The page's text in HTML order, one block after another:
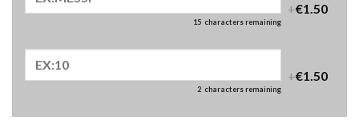
15 characters remaining
+€1.50
2 characters remaining
+€1.50